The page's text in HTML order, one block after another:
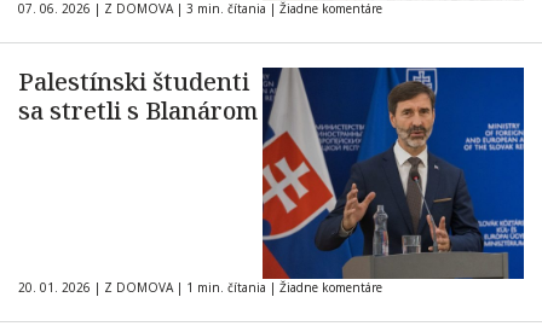
07. 06. 2026 | Z DOMOVA | 3 min. čítania | Žiadne komentáre
Palestínski študenti
sa stretli s Blanárom
20. 01. 2026 | Z DOMOVA | 1 min. čítania | Žiadne komentáre